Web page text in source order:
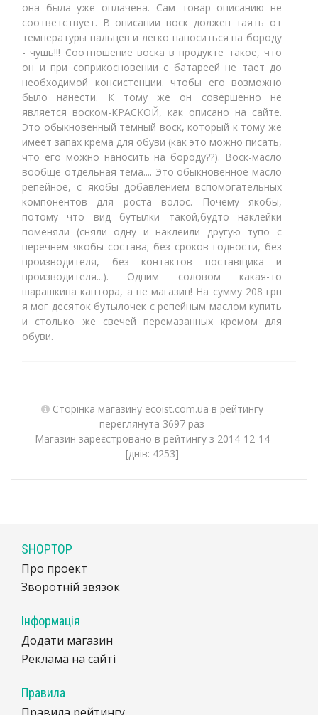
она была уже оплачена. Сам товар описанию не
соответствует. В описании воск должен таять от
температуры пальцев и легко наноситься на бороду
- чушь!!! Соотношение воска в продукте такое, что
он и при соприкосновении с батареей не тает до
необходимой консистенции. чтобы его возможно
было нанести. К тому же он совершенно не
является воском-КРАСКОЙ, как описано на сайте.
Это обыкновенный темный воск, который к тому же
имеет запах крема для обуви (как это можно писать,
что его можно наносить на бороду??). Воск-масло
вообще отдельная тема.... Это обыкновенное масло
репейное, с якобы добавлением вспомогательных
компонентов для роста волос. Почему якобы,
потому что вид бутылки такой,будто наклейки
поменяли (сняли одну и наклеили другую тупо с
перечнем якобы состава; без сроков годности, без
производителя, без контактов поставщика и
производителя...). Одним соловом какая-то
шарашкина кантора, а не магазин! На сумму 208 грн
я мог десяток бутылочек с репейным маслом купить
и столько же свечей перемазанных кремом для
обуви.
Сторінка магазину ecoist.com.ua в рейтингу
переглянута 3697 раз
Магазин зареєстровано в рейтингу з 2014-12-14
[днів: 4253]
SHOPTOP
Про проект
Зворотній звязок
Інформація
Додати магазин
Реклама на сайті
Правила